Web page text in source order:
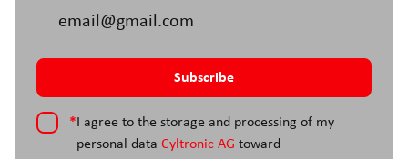
* I agree to the storage and processing of my
personal data Cyltronic AG toward